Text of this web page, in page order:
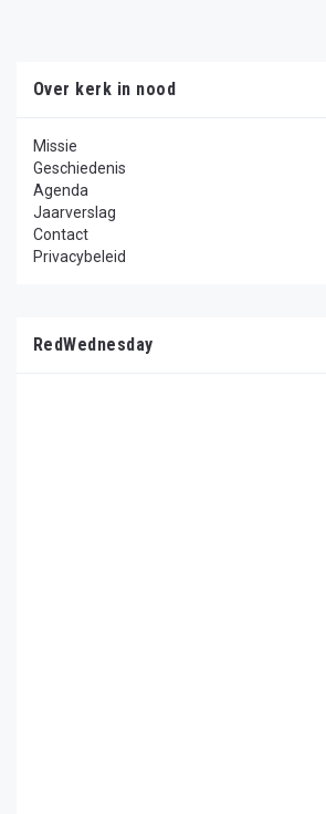
Over kerk in nood
Missie
Geschiedenis
Agenda
Jaarverslag
Contact
Privacybeleid
RedWednesday